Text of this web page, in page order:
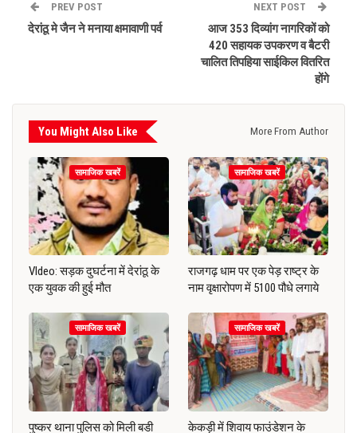
PREV POST
देरांठू मे जैन ने मनाया क्षमावाणी पर्व
NEXT POST
आज 353 दिव्यांग नागरिकों को
420 सहायक उपकरण व बैटरी
चालित तिपहिया साईकिल वितरित
होंगे
You Might Also Like More From Author
सामाजिक खबरें
VIdeo: सड़क दुघर्टना में देरांठू के
एक युवक की हुई मौत
सामाजिक खबरें
राजगढ़ धाम पर एक पेड़ राष्ट्र के
नाम वृक्षारोपण में 5100 पौधे लगाये
सामाजिक खबरें
पुष्कर थाना पुलिस को मिली बडी
सामाजिक खबरें
केकड़ी में शिवाय फाउंडेशन के